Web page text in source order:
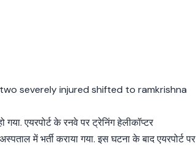
गया. एयरपोर्ट के रनवे पर ट्रेनिंग हेलीकॉप्टर
में भर्ती कराया गया. इस घटना के बाद एयरपोर्ट पर